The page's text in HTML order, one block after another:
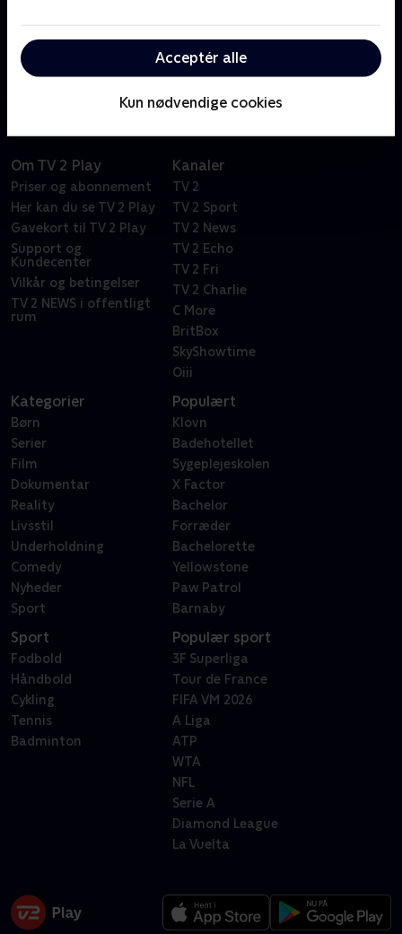
Acceptér alle
Kun nødvendige cookies
'Javel, hr. minister', hvor Jim Hacker er steget i
graderne og er blevet statsminister.
Om TV 2 Play
Priser og abonnement
Her kan du se TV 2 Play
Gavekort til TV 2 Play
Support og
Kundecenter
Vilkår og betingelser
TV 2 NEWS i offentligt
rum
Kanaler
TV 2
TV 2 Sport
TV 2 News
TV 2 Echo
TV 2 Fri
TV 2 Charlie
C More
BritBox
SkyShowtime
Oiii
Kategorier
Børn
Serier
Film
Dokumentar
Reality
Livsstil
Underholdning
Comedy
Nyheder
Sport
Populært
Klovn
Badehotellet
Sygeplejeskolen
X Factor
Bachelor
Forræder
Bachelorette
Yellowstone
Paw Patrol
Barnaby
Sport
Fodbold
Håndbold
Cykling
Tennis
Badminton
Populær sport
3F Superliga
Tour de France
FIFA VM 2026
A Liga
ATP
WTA
NFL
Serie A
Diamond League
La Vuelta